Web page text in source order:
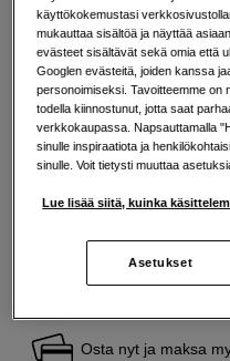
29 EUR
Maksa heti tai jaa
Määrä
Osta nyt ja maksa
käyttökokemustasi
mukauttaa sisältöä ja näyttää
evästeet sisältävät sekä omia että
Googlen evästeitä, joiden kanssa
personoimiseksi. Tavoitteemme on
todella kiinnostunut, jotta saat
verkkokaupassa. Napsauttamalla
sinulle inspiraatiota ja
sinulle. Voit tietysti muuttaa
Lue lisää siitä, kuinka
Asetukset